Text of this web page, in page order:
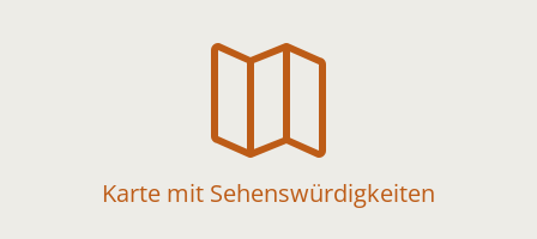

Karte mit Sehenswürdigkeiten